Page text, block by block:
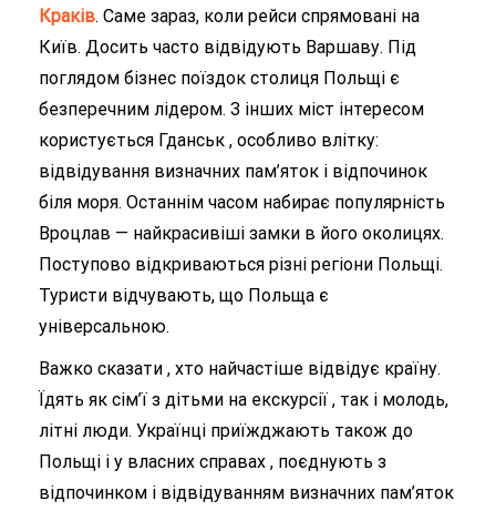
Краків. Саме зараз, коли рейси спрямовані на
Київ. Досить часто відвідують Варшаву. Під
поглядом бізнес поїздок столиця Польщі є
безперечним лідером. З інших міст інтересом
користується Гданськ , особливо влітку:
відвідування визначних пам’яток і відпочинок
біля моря. Останнім часом набирає популярність
Вроцлав — найкрасивіші замки в його околицях.
Поступово відкриваються різні регіони Польщі.
Туристи відчувають, що Польща є
універсальною.
Важко сказати , хто найчастіше відвідує країну.
Їдять як сім’ї з дітьми на екскурсії , так і молодь,
літні люди. Українці приїжджають також до
Польщі і у власних справах , поєднують з
відпочинком і відвідуванням визначних пам’яток